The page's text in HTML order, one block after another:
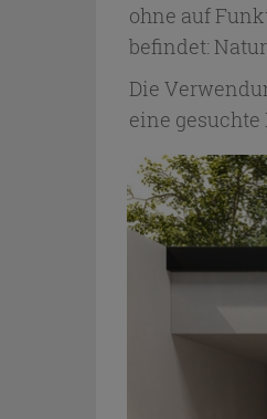
ohne auf
befindet:
Die
eine